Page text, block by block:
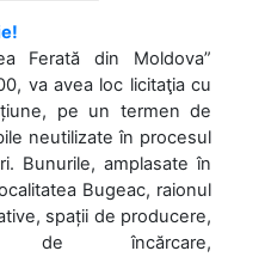
Ferată din Moldova”
va avea loc licitaţia cu
pe un termen de
neutilizate în procesul
Bunurile, amplasate în
Bugeac, raionul
spații de producere,
de încărcare,